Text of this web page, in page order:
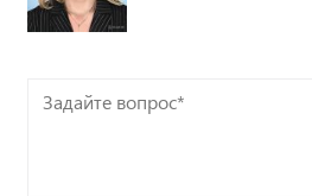
Задайте